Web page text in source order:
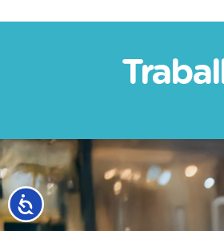
Trabalhe com a